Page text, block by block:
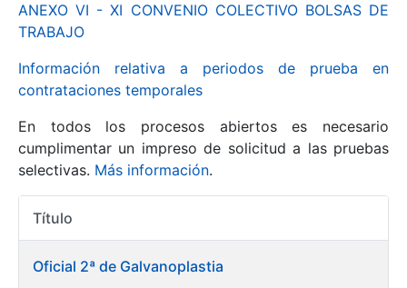
Mostrar/Ocultar
Mostrar/Ocultar
ANEXO VI - XI CONVENIO COLECTIVO BOLSAS DE
TRABAJO
Información relativa a periodos de prueba en
contrataciones temporales
En todos los procesos abiertos es necesario
cumplimentar un impreso de solicitud a las pruebas
selectivas. Más información.
Título
Oficial 2ª de Galvanoplastia